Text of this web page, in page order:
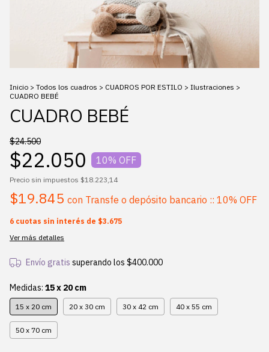
Inicio > Todos los cuadros > CUADROS POR ESTILO > Ilustraciones >
CUADRO BEBÉ
CUADRO BEBÉ
$24.500
$22.050 10% OFF
Precio sin impuestos $18.223,14
$19.845 con Transfe o depósito bancario :: 10% OFF
6 cuotas sin interés de $3.675
Ver más detalles
Envío gratis superando los $400.000
Medidas: 15 x 20 cm
15 x 20 cm 20 x 30 cm 30 x 42 cm 40 x 55 cm
50 x 70 cm